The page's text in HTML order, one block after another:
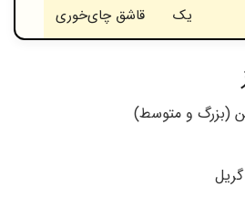
یک قاشق چای‌خوری
(بزرگ و متوسط)